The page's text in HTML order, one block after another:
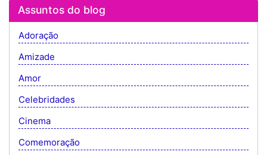
Assuntos do blog
Adoração
Amizade
Amor
Celebridades
Cinema
Comemoração